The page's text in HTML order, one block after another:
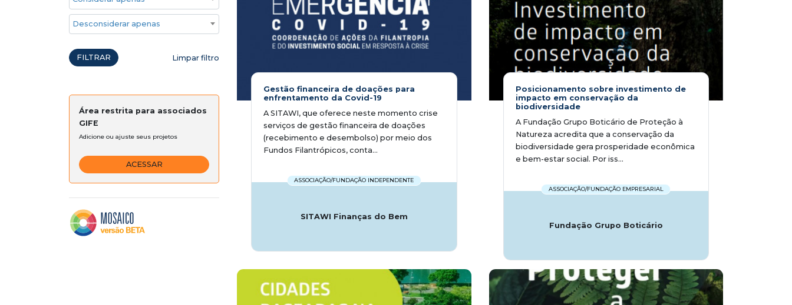
Desconsiderar apenas ações emergenciais
FILTRAR Limpar filtro
Área restrita para associados
GIFE
Adicione ou ajuste seus projetos
ACESSAR
Gestão financeira de doações para
enfrentamento da Covid-19
A SITAWI, que oferece neste momento crise
serviços de gestão financeira de doações
(recebimento e desembolso) por meio dos
Fundos Filantrópicos, conta...
ASSOCIAÇÃO/FUNDAÇÃO INDEPENDENTE
SITAWI Finanças do Bem
Posicionamento sobre investimento de
impacto em conservação da
biodiversidade
A Fundação Grupo Boticário de Proteção à
Natureza acredita que a conservação da
biodiversidade gera prosperidade econômica
e bem-estar social. Por iss...
ASSOCIAÇÃO/FUNDAÇÃO EMPRESARIAL
Fundação Grupo Boticário